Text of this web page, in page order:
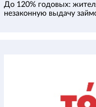
До 120% годовых:
незаконную выдачу